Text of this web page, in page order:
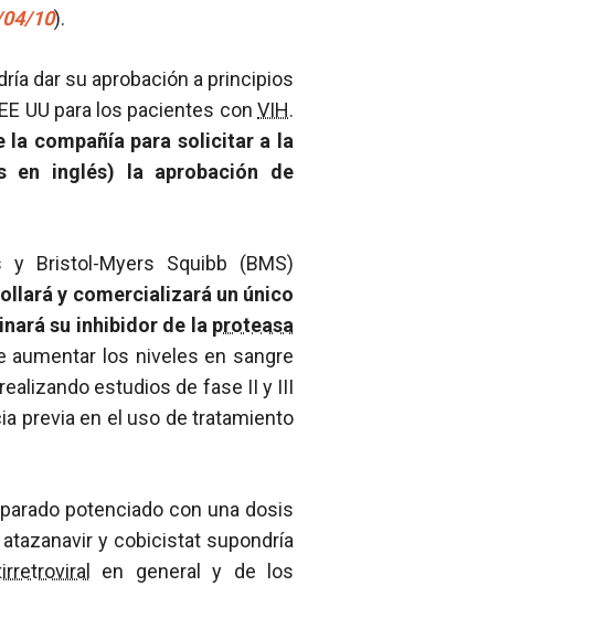
10).
dar su aprobación a principios
UU para los pacientes con VIH.
la compañía para solicitar a la
en inglés) la aprobación de
Bristol-Myers Squibb (BMS)
y comercializará un único
su inhibidor de la proteasa
aumentar los niveles en sangre
estudios de fase II y III
previa en el uso de tratamiento
potenciado con una dosis
y cobicistat supondría
en general y de los